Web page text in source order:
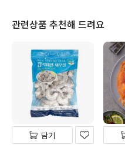
관련상품 추천해 드려요
담기